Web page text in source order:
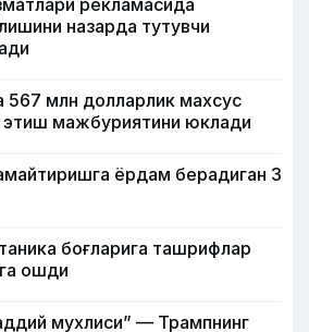
назарда тутувчи
567 млн долларлик махсус
мажбуриятини юклади
ёрдам берадиган 3
боғларига ташрифлар
ошди
мухлиси” — Трампнинг